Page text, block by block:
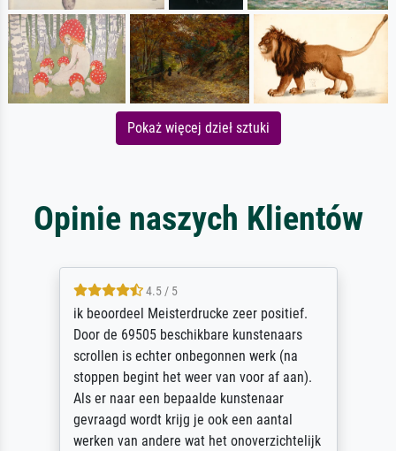
Pokaż więcej dzieł sztuki
Opinie naszych Klientów
4.5 / 5
ik beoordeel Meisterdrucke zeer positief.
Door de 69505 beschikbare kunstenaars
scrollen is echter onbegonnen werk (na
stoppen begint het weer van voor af aan).
Als er naar een bepaalde kunstenaar
gevraagd wordt krijg je ook een aantal
werken van andere wat het onoverzichtelijk